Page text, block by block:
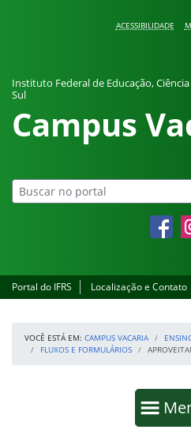
ACESSIBILIDADE
Instituto Federal de Educação,
Sul
Campus
Facebook
Portal do IFRS Localização e Contato
VOCÊ ESTÁ EM: CAMPUS VACARIA
FLUXOS E FORMULÁRIOS